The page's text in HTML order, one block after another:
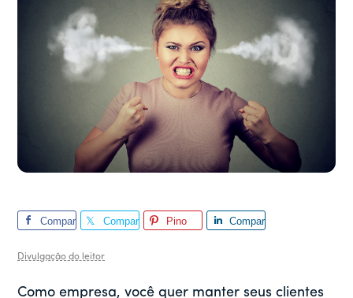
Compar
Compar
Pino
Compar
Divulgação do leitor
Como empresa, você quer manter seus clientes